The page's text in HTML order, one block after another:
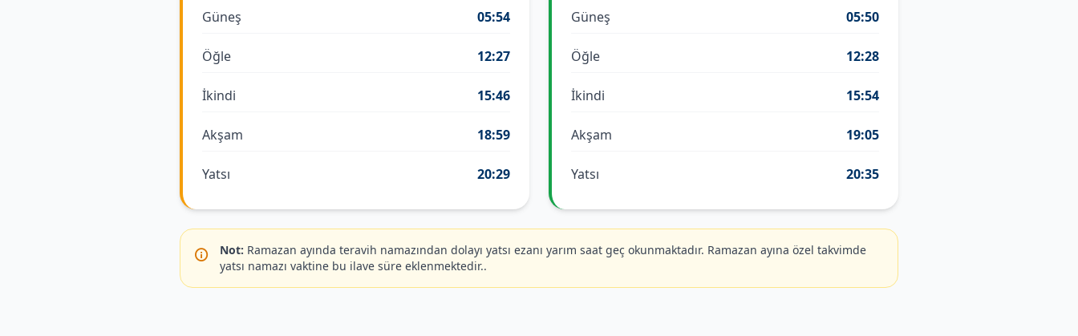
Güneş 05:54
Öğle 12:27
İkindi 15:46
Akşam 18:59
Yatsı 20:29
Güneş 05:50
Öğle 12:28
İkindi 15:54
Akşam 19:05
Yatsı 20:35
Not: Ramazan ayında teravih namazından dolayı yatsı ezanı yarım saat geç okunmaktadır. Ramazan ayına özel takvimde
yatsı namazı vaktine bu ilave süre eklenmektedir..